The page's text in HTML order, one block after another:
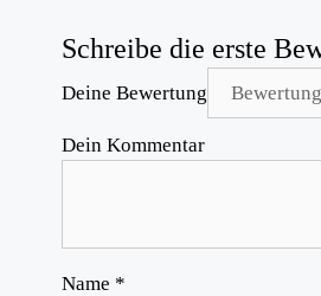
Schreibe die erste
Deine Bewertung
Dein Kommentar
Name *